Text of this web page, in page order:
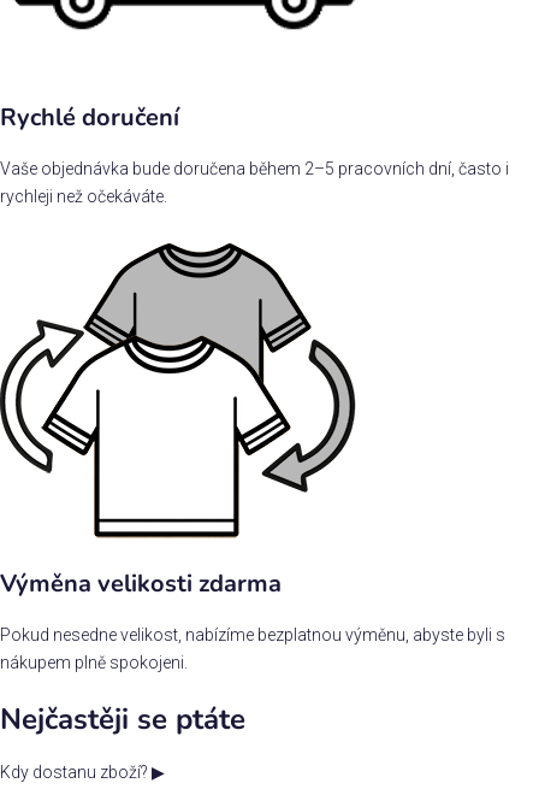
Rychlé doručení
Vaše objednávka bude doručena během 2–5 pracovních dní, často i
rychleji než očekáváte.
Výměna velikosti zdarma
Pokud nesedne velikost, nabízíme bezplatnou výměnu, abyste byli s
nákupem plně spokojeni.
Nejčastěji se ptáte
Kdy dostanu zboží? ▶